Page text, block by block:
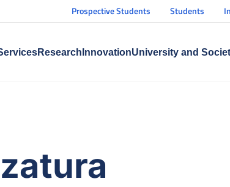
Prospective Students Students
Research InnovationUniversity and